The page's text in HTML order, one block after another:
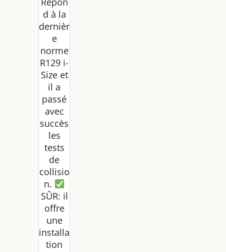
e
amovi
ble,
Vert
d à la
dernièr
e
norme
R129 i-
Size et
il a
passé
avec
succès
les
tests
de
collisio
n.
SÛR: il
offre
une
installa
tion